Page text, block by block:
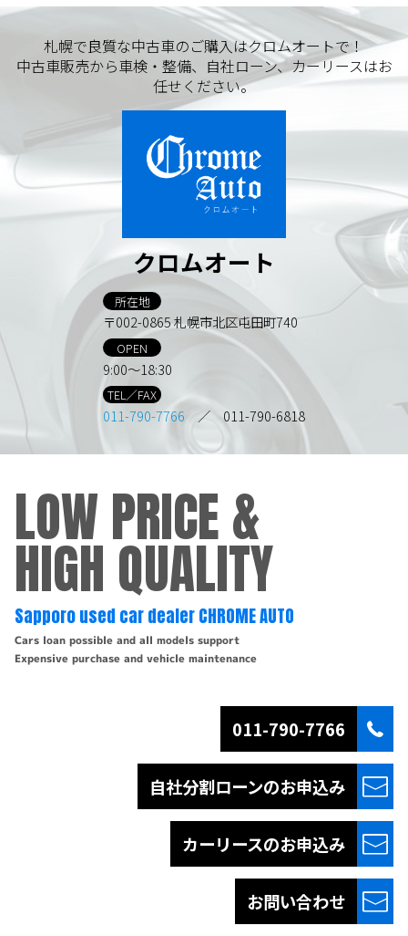
札幌で良質な中古車のご購入はクロムオートで！
中古車販売から車検・整備、自社ローン、カーリースはお
任せください。
クロムオート
所在地
〒002-0865 札幌市北区屯田町740
OPEN
9:00～18:30
TEL／FAX
011-790-7766 ／ 011-790-6818
LOW PRICE &
HIGH QUALITY
Sapporo used car dealer CHROME AUTO
Cars loan possible and all models support
Expensive purchase and vehicle maintenance
011-790-7766
自社分割ローンのお申込み
カーリースのお申込み
お問い合わせ